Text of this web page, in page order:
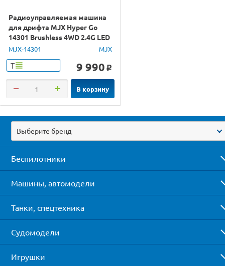
Радиоуправляемая машина
для дрифта MJX Hyper Go
14301 Brushless 4WD 2.4G LED
1/14 RTR
MJX-14301 MJX
Т 9 990 o
В корзину
Выберите бренд
Беспилотники
Машины, автомодели
Танки, спецтехника
Судомодели
Игрушки